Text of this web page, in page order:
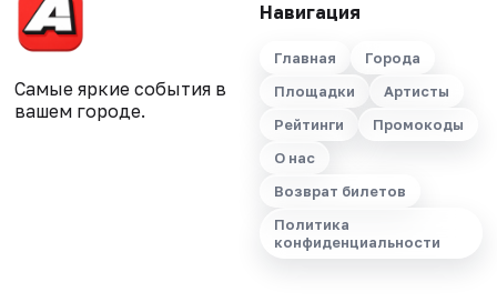
Самые яркие события в
вашем городе.
Навигация
Главная
Города
Площадки
Артисты
Рейтинги
Промокоды
О нас
Возврат билетов
Политика
конфиденциальности